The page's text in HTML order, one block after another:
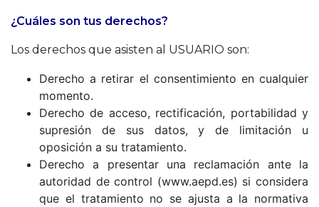
¿Cuáles son tus derechos?
Los derechos que asisten al USUARIO son:
Derecho a retirar el consentimiento en cualquier
momento.
Derecho de acceso, rectificación, portabilidad y
supresión de sus datos, y de limitación u
oposición a su tratamiento.
Derecho a presentar una reclamación ante la
autoridad de control (www.aepd.es) si considera
que el tratamiento no se ajusta a la normativa